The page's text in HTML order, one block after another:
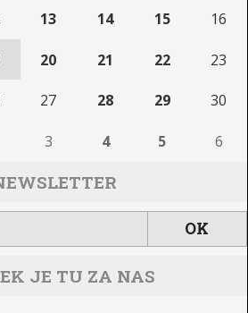
13 14 15 16
20 21 22 23
27 28 29 30
3 4 5 6
JE TU ZA NAS